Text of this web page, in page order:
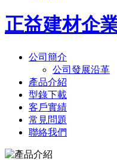
正益建材企
公司簡介
公司發展沿革
產品介紹
型錄下載
客戶實績
常見問題
聯絡我們